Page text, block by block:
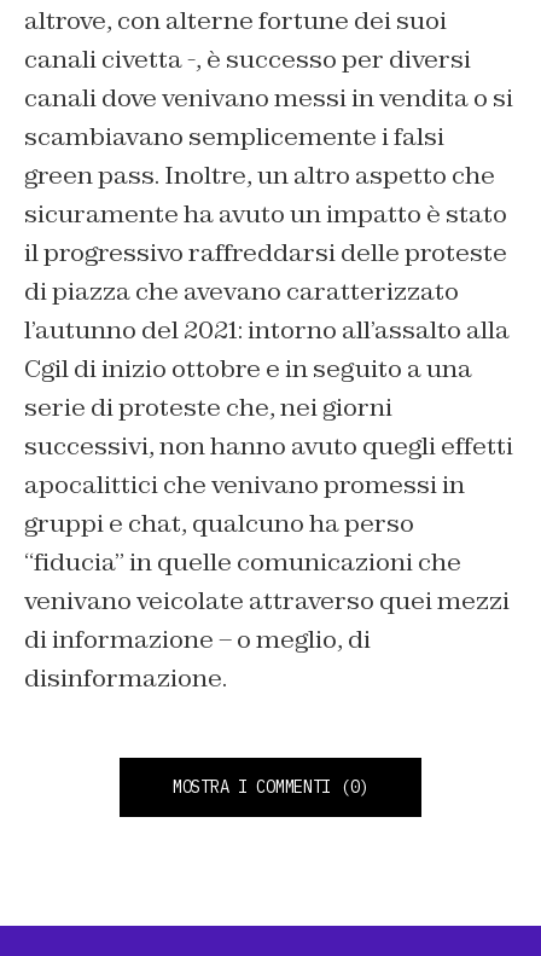
altrove, con alterne fortune dei suoi
canali civetta -, è successo per diversi
canali dove venivano messi in vendita o si
scambiavano semplicemente i falsi
green pass. Inoltre, un altro aspetto che
sicuramente ha avuto un impatto è stato
il progressivo raffreddarsi delle proteste
di piazza che avevano caratterizzato
l’autunno del 2021: intorno all’assalto alla
Cgil di inizio ottobre e in seguito a una
serie di proteste che, nei giorni
successivi, non hanno avuto quegli effetti
apocalittici che venivano promessi in
gruppi e chat, qualcuno ha perso
“fiducia” in quelle comunicazioni che
venivano veicolate attraverso quei mezzi
di informazione – o meglio, di
disinformazione.
MOSTRA I COMMENTI (0)